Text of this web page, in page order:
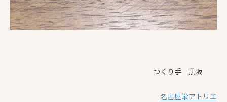
つくり手 黒坂
名古屋栄アトリエ